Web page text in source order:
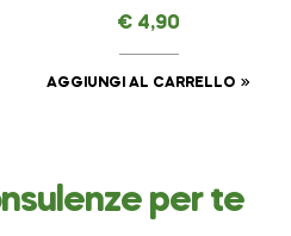
ml
€ 4,90
AGGIUNGI AL CARRELLO
per te